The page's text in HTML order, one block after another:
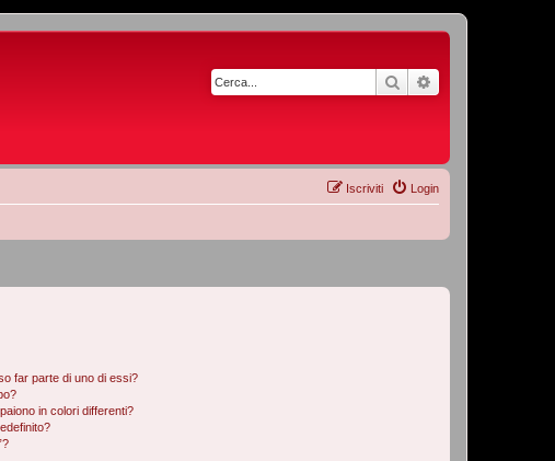
Cerca
Login
Iscriviti
far parte di uno di essi?
in colori differenti?